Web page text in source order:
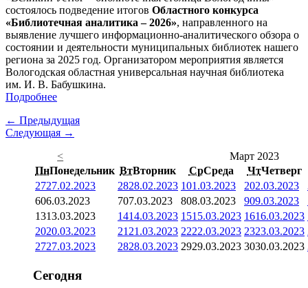
состоялось подведение итогов Областного конкурса
«Библиотечная аналитика – 2026», направленного на
выявление лучшего информационно-аналитического обзора о
состоянии и деятельности муниципальных библиотек нашего
региона за 2025 год. Организатором мероприятия является
Вологодская областная универсальная научная библиотека
им. И. В. Бабушкина.
Подробнее
← Предыдущая
Следующая →
<
Март 2023
ПнПонедельник ВтВторник СрСреда ЧтЧетверг
2727.02.2023 2828.02.2023 101.03.2023 202.03.2023
606.03.2023 707.03.2023 808.03.2023 909.03.2023
1313.03.2023 1414.03.2023 1515.03.2023 1616.03.2023
2020.03.2023 21 21.03.2023 2222.03.2023 2323.03.2023
2727.03.2023 2828.03.2023 2929.03.2023 3030.03.2023
Сегодня